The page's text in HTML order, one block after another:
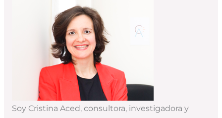
Soy Cristina Aced, consultora, investigadora y